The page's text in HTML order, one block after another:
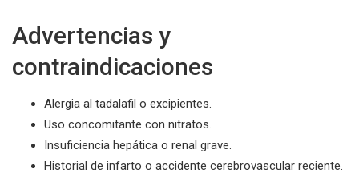
Advertencias y
contraindicaciones
Alergia al tadalafil o excipientes.
Uso concomitante con nitratos.
Insuficiencia hepática o renal grave.
Historial de infarto o accidente cerebrovascular reciente.